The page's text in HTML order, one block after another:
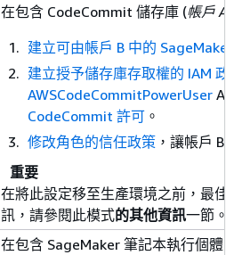
在包含 CodeCommit 儲存庫 (帳戶 A
建立可由帳戶 B 中的 SageMaker
建立授予儲存庫存取權的 IAM 政
AWSCodeCommitPowerUser
CodeCommit 許可 。
修改角色的信任政策 ，讓帳戶 B
重要
在將此設定移至生產環境之前，最佳
訊，請參閱此模式的其他資訊一節。
在包含 SageMaker 筆記本執行個體